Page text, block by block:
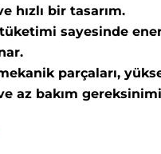
hızlı bir tasarım.
sayesinde
parçaları,
az bakım